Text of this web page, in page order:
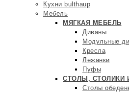
Кухни bulthaup
Мебель
МЯГКАЯ МЕБЕЛЬ
Диваны
Модульные
Кресла
Лежанки
Пуфы
СТОЛЫ, СТОЛИКИ
Столы